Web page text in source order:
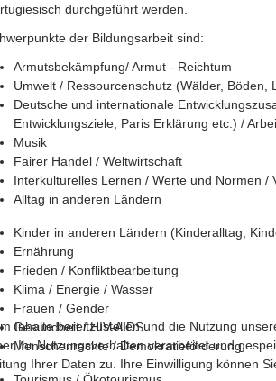
durchgeführt werden.
der Bildungsarbeit sind:
Armutsbekämpfung/ Armut - Reichtum
Umwelt / Ressourcenschutz (Wälder, Böden,
Deutsche und internationale
Entwicklungsziele, Paris Erklärung etc.) /
Musik
Fairer Handel / Weltwirtschaft
Interkulturelles Lernen / Werte und Normen /
Alltag in anderen Ländern
Kinder in anderen Ländern (Kinderalltag,
Ernährung
Frieden / Konfliktbearbeitung
Klima / Energie / Wasser
Frauen / Gender
Gesundheit / HIV-AIDS
Menschenrechte / Demokratieförderung
Inhalte bereitzustellen und die Nutzung
Ihr Nutzungsverhalten verarbeitet und
Ihrer Daten zu. Ihre Einwilligung können